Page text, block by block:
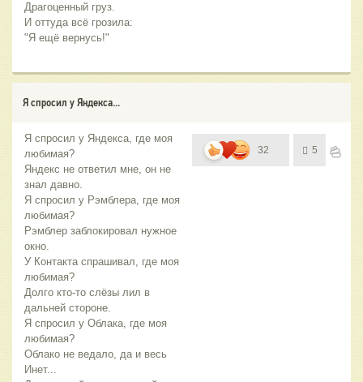
Драгоценный груз.
И оттуда всё грозила:
"Я ещё вернусь!"
Я спросил у Яндекса...
Я спросил у Яндекса, где моя
любимая?
Яндекс не ответил мне, он не
знал давно.
Я спросил у Рэмблера, где моя
любимая?
Рэмблер заблокировал нужное
окно.
У Контакта спрашивал, где моя
любимая?
Долго кто-то слёзы лил в
дальней стороне.
Я спросил у Облака, где моя
любимая?
Облако не ведало, да и весь
Инет...
32 5